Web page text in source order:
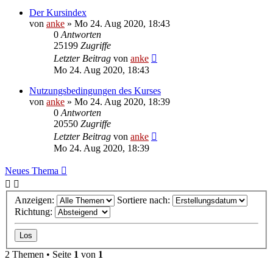
Der Kursindex
von anke » Mo 24. Aug 2020, 18:43
0 Antworten
25199 Zugriffe
Letzter Beitrag von anke
Mo 24. Aug 2020, 18:43
Nutzungsbedingungen des Kurses
von anke » Mo 24. Aug 2020, 18:39
0 Antworten
20550 Zugriffe
Letzter Beitrag von anke
Mo 24. Aug 2020, 18:39
Neues Thema
Anzeigen:
Sortiere nach:
Richtung:
2 Themen • Seite 1 von 1